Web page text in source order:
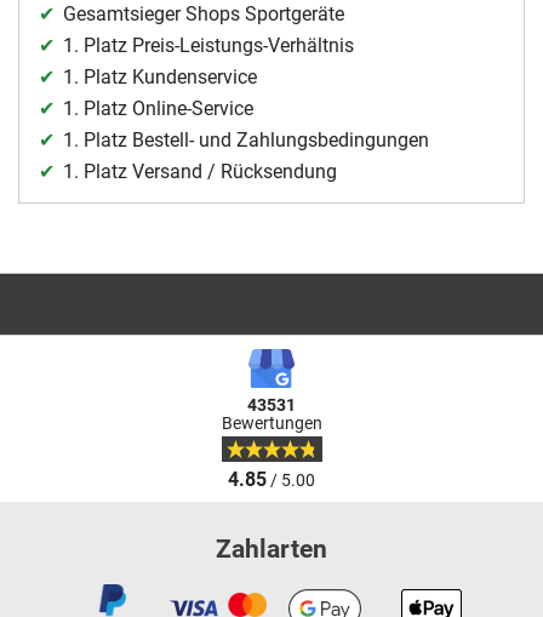
Gesamtsieger Shops Sportgeräte
1. Platz Preis-Leistungs-Verhältnis
1. Platz Kundenservice
1. Platz Online-Service
1. Platz Bestell- und Zahlungsbedingungen
1. Platz Versand / Rücksendung
43531
Bewertungen
4.85/ 5.00
Zahlarten